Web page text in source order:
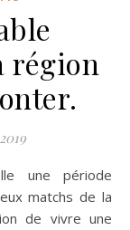
région
matchs de la
de vivre une